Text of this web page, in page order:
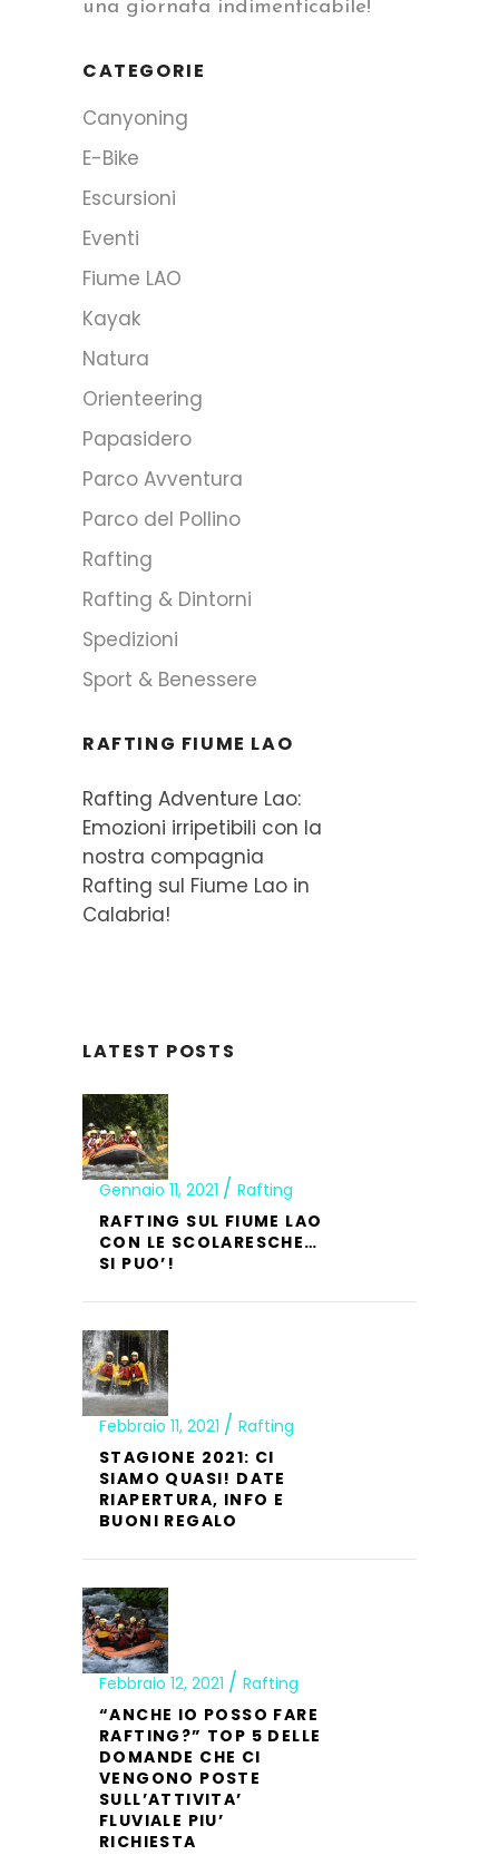
una giornata indimenticabile!
CATEGORIE
Canyoning
E-Bike
Escursioni
Eventi
Fiume LAO
Kayak
Natura
Orienteering
Papasidero
Parco Avventura
Parco del Pollino
Rafting
Rafting & Dintorni
Spedizioni
Sport & Benessere
RAFTING FIUME LAO
Rafting Adventure Lao:
Emozioni irripetibili con la
nostra compagnia
Rafting sul Fiume Lao in
Calabria!
LATEST POSTS
Gennaio 11, 2021
Rafting
RAFTING SUL FIUME LAO
CON LE SCOLARESCHE…
SI PUO’!
Febbraio 11, 2021
Rafting
STAGIONE 2021: CI
SIAMO QUASI! DATE
RIAPERTURA, INFO E
BUONI REGALO
Febbraio 12, 2021
Rafting
“ANCHE IO POSSO FARE
RAFTING?” TOP 5 DELLE
DOMANDE CHE CI
VENGONO POSTE
SULL’ATTIVITA’
FLUVIALE PIU’
RICHIESTA